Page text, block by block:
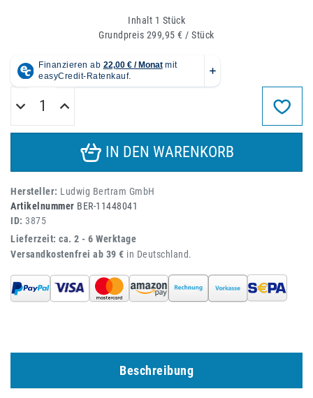
Inhalt 1 Stück
Grundpreis 299,95 € / Stück
IN DEN WARENKORB
Hersteller: Ludwig Bertram GmbH
Artikelnummer BER-11448041
ID: 3875
Lieferzeit: ca. 2 - 6 Werktage
Versandkostenfrei ab 39 € in Deutschland.
Beschreibung